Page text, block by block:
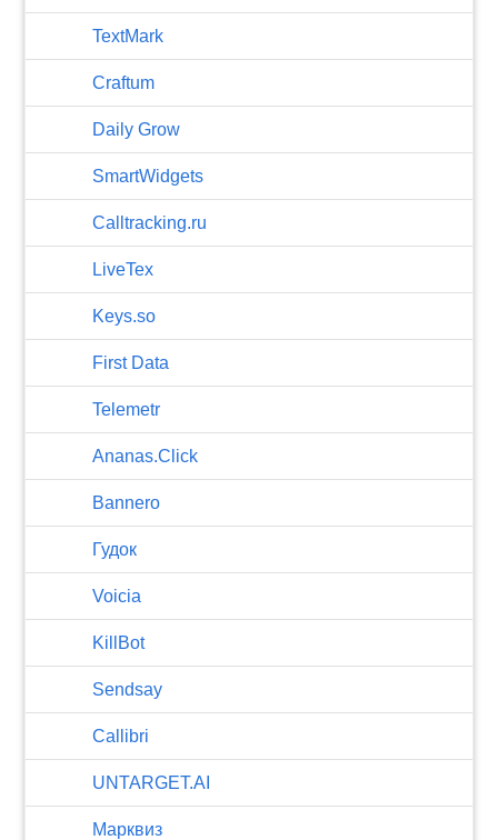
TextMark
Craftum
​Daily Grow
SmartWidgets
Calltracking.ru
LiveTex
Keys.so
First Data
Telemetr
Ananas.Click
Bannero
Гудок
Voicia
KillBot
Sendsay
Callibri
UNTARGET.AI
Марквиз